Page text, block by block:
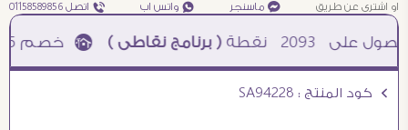
او اشترى عن طريق ¥ ماسنجر ₧ واتس اب ƒ اتصل 01158589856
2093 نقطة( برنامج نقاطى )à خصم 5% للعملاء الجدد à شحن مجانى عند الشراء ب 4000 جنيه à
Ö كود المنتج : SA94228